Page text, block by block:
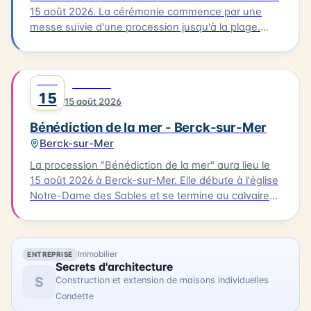
15 août 2026. La cérémonie commence par une
messe suivie d'une procession jusqu'à la plage.
les habitants et les visiteurs de la Côte d'Opale. La
bénédiction de la mer est un événement culturel qui
célèbre la richesse maritime de la région.
15 15 août 2026
Bénédiction de la mer - Berck-sur-Mer
Berck-sur-Mer
La procession "Bénédiction de la mer" aura lieu le
15 août 2026 à Berck-sur-Mer. Elle débute à l'église
Notre-Dame des Sables et se termine au calvaire
des bateaux. Vous pourrez également profiter
d'animations, de stands associatifs et d'un feu
d'artifices en soirée. Cette célébration est un
moment unique pour les habitants et les visiteurs
de Berck-sur-Mer.
ENTREPRISE Immobilier
S
Secrets d'architecture
Construction et extension de maisons individuelles
Condette